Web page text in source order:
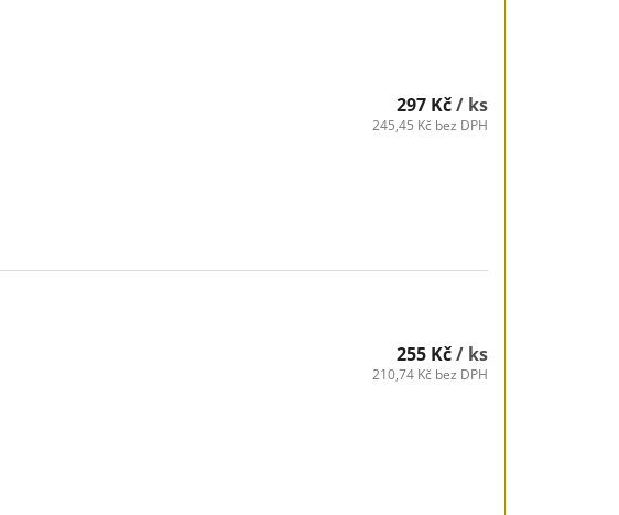
297 Kč/ ks
245,45 Kč bez DPH
255 Kč/ ks
210,74 Kč bez DPH